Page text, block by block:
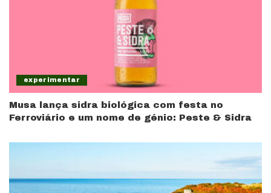
experimentar
Musa lança sidra biológica com festa no
Ferroviário e um nome de génio: Peste & Sidra